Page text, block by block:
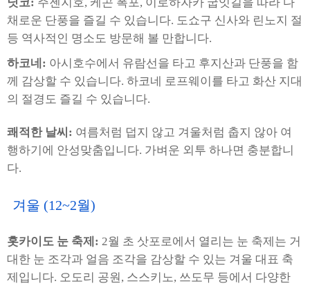
채로운 단풍을 즐길 수 있습니다. 도쇼구 신사와 린노지 절
등 역사적인 명소도 방문해 볼 만합니다.
하코네: 아시호수에서 유람선을 타고 후지산과 단풍을 함
께 감상할 수 있습니다. 하코네 로프웨이를 타고 화산 지대
의 절경도 즐길 수 있습니다.
쾌적한 날씨: 여름처럼 덥지 않고 겨울처럼 춥지 않아 여
행하기에 안성맞춤입니다. 가벼운 외투 하나면 충분합니
다.
겨울 (12~2월)
홋카이도 눈 축제: 2월 초 삿포로에서 열리는 눈 축제는 거
대한 눈 조각과 얼음 조각을 감상할 수 있는 겨울 대표 축
제입니다. 오도리 공원, 스스키노, 쓰도무 등에서 다양한